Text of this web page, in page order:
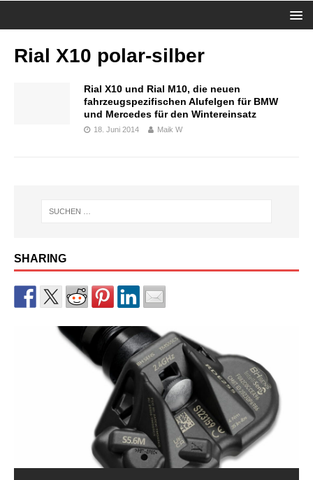
Rial X10 polar-silber
Rial X10 und Rial M10, die neuen
fahrzeugspezifischen Alufelgen für BMW
und Mercedes für den Wintereinsatz
18. Juni 2014 Maik W
SHARING